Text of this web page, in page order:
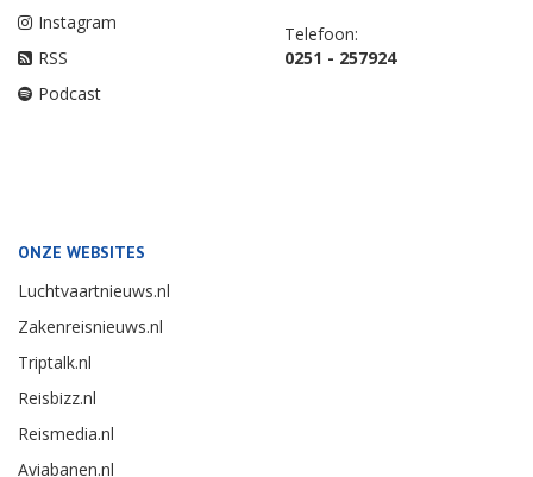
Instagram
RSS
Podcast
Telefoon:
0251 - 257924
ONZE WEBSITES
Luchtvaartnieuws.nl
Zakenreisnieuws.nl
Triptalk.nl
Reisbizz.nl
Reismedia.nl
Aviabanen.nl